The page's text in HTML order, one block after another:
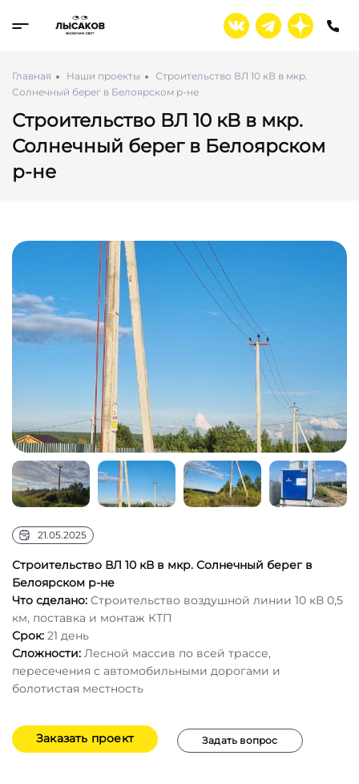
Главная Наши проекты
Строительство ВЛ 10 кВ в мкр.
Солнечный берег в Белоярском р-не
Строительство ВЛ 10 кВ в мкр.
Солнечный берег в Белоярском
р-не
21.05.2025
Строительство ВЛ 10 кВ в мкр. Солнечный берег в
Белоярском р-не
Что сделано: Cтроительство воздушной линии 10 кВ 0,5
км, поставка и монтаж КТП
Срок: 21 день
Сложности: Лесной массив по всей трассе,
пересечения с автомобильными дорогами и
болотистая местность
Заказать проект Задать вопрос